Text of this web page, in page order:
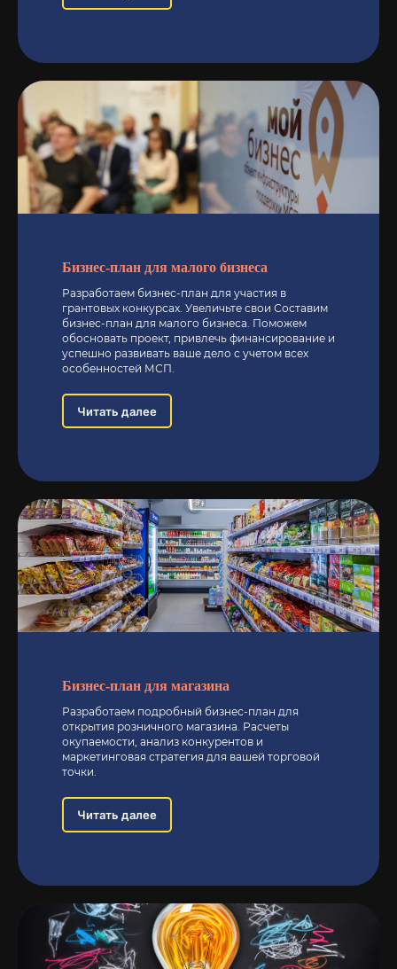
Бизнес-план для малого бизнеса
Разработаем бизнес-план для участия в
грантовых конкурсах. Увеличьте свои Составим
бизнес-план для малого бизнеса. Поможем
обосновать проект, привлечь финансирование и
успешно развивать ваше дело с учетом всех
особенностей МСП.
Читать далее
Бизнес-план для магазина
Разработаем подробный бизнес-план для
открытия розничного магазина. Расчеты
окупаемости, анализ конкурентов и
маркетинговая стратегия для вашей торговой
точки.
Читать далее
НИЖЕ, И МЫ СВЯЖЕМСЯ
С ВАМИ ДЛЯ
КОНСУЛЬТАЦИИ ПО
ВАШЕМУ ВОПРОСУ
+7
Я даю согласие на обработку
персональных данных в соответствии с
политикой конфиденциальности
ОСТАВИТЬ ЗАЯВКУ
ИП Хмельков Максим Валентинович
ОГРНИП 307270312700022
ИНН: 270300793953
г. Санкт-Петербург, ул. Большая Зеленина, 20 г.
Комсомольск-на-Амуре, ул. Орловская, 19
Главная
О руководителе
Разработка бизнес-планов
Фонды и поддержка
Цены и услуги
Контакты